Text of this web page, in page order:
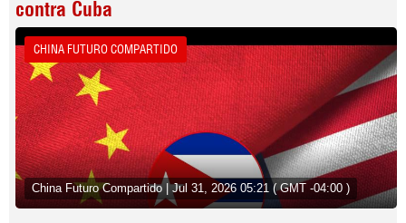
contra Cuba
CHINA FUTURO COMPARTIDO
China Futuro Compartido | Jul 31, 2026 05:21 ( GMT -04:00 )